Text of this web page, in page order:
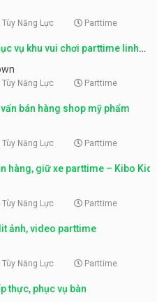
Tùy Năng Lực Parttime
vụ khu vui chơi parttime linh
Tùy Năng Lực Parttime
bán hàng shop mỹ phẩm
Tùy Năng Lực Parttime
hàng, giữ xe parttime – Kibo Kid
Tùy Năng Lực Parttime
ảnh, video parttime
Tùy Năng Lực Parttime
thực, phục vụ bàn